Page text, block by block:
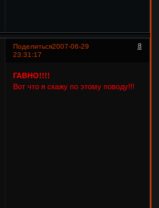
Поделиться 8
2007-06-29
23:31:17
ГАВНО!!!!
Вот что я скажу по этому поводу!!!